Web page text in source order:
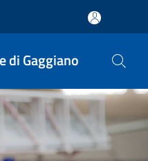
di Gaggiano